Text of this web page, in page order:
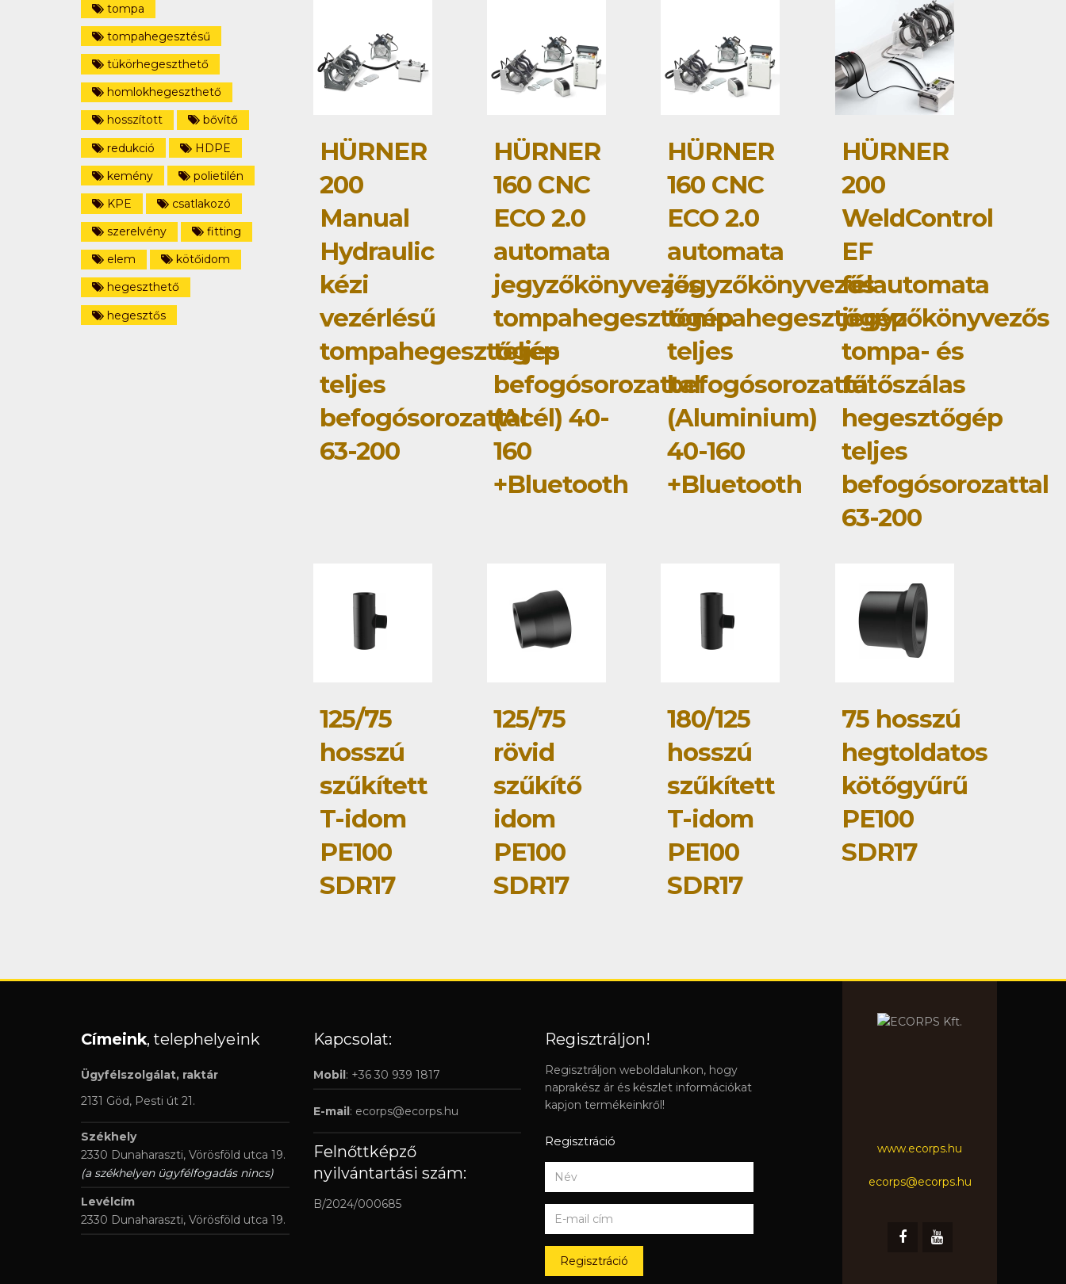
tompa
tompahegesztésű
tükörhegeszthető
homlokhegeszthető
hosszított
bővítő
redukció
HDPE
kemény
polietilén
KPE
csatlakozó
szerelvény
fitting
elem
kötőidom
hegeszthető
hegesztős
HÜRNER
200
Manual
Hydraulic
kézi
vezérlésű
tompahegesztőgép
teljes
befogósorozattal
63-200
HÜRNER
160 CNC
ECO 2.0
automata
jegyzőkönyvezős
tompahegesztőgép
teljes
befogósorozattal
(Acél) 40-
160
+Bluetooth
HÜRNER
160 CNC
ECO 2.0
automata
jegyzőkönyvezős
tompahegesztőgép
teljes
befogósorozattal
(Aluminium)
40-160
+Bluetooth
HÜRNER
200
WeldControl
EF
félautomata
jegyzőkönyvezős
tompa- és
fűtőszálas
hegesztőgép
teljes
befogósorozattal
63-200
125/75
hosszú
szűkített
T-idom
PE100
SDR17
125/75
rövid
szűkítő
idom
PE100
SDR17
180/125
hosszú
szűkített
T-idom
PE100
SDR17
75 hosszú
hegtoldatos
kötőgyűrű
PE100
SDR17
Címeink, telephelyeink
Ügyfélszolgálat, raktár
2131 Göd, Pesti út 21.
Székhely
2330 Dunaharaszti, Vörösföld utca 19.
(a székhelyen ügyfélfogadás nincs)
Levélcím
2330 Dunaharaszti, Vörösföld utca 19.
Kapcsolat:
Mobil: +36 30 939 1817
E-mail: ecorps@ecorps.hu
Felnőttképző
nyilvántartási szám:
B/2024/000685
Regisztráljon!
Regisztráljon weboldalunkon, hogy
naprakész ár és készlet információkat
kapjon termékeinkről!
Regisztráció
Regisztráció
www.ecorps.hu
ecorps@ecorps.hu